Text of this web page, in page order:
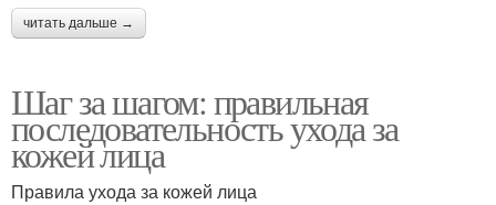
читать дальше →
Шаг за шагом: правильная
последовательность ухода за
кожей лица
Правила ухода за кожей лица